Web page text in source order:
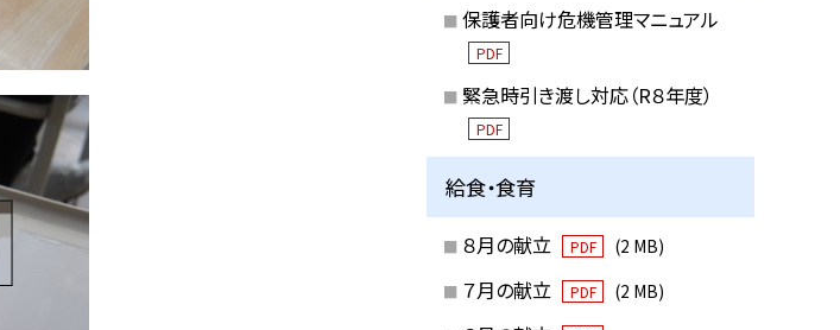
保護者向け危機管理マニュアル
PDF
緊急時引き渡し対応（R８年度）
PDF
給食・食育
８月の献立 PDF (2 MB)
７月の献立 PDF (2 MB)